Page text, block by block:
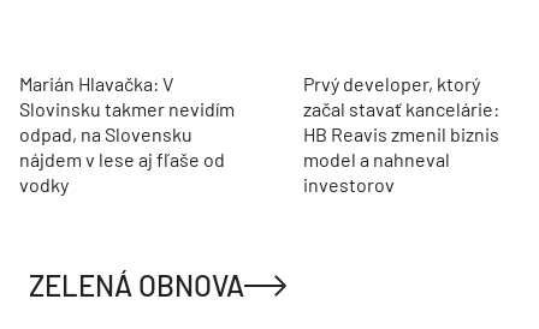
Marián Hlavačka: V
Slovinsku takmer nevidím
odpad, na Slovensku
nájdem v lese aj fľaše od
vodky
Prvý developer, ktorý
začal stavať kancelárie:
HB Reavis zmenil biznis
model a nahneval
investorov
ZELENÁ OBNOVA